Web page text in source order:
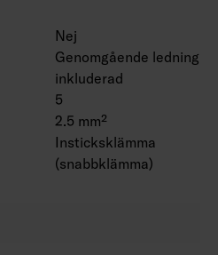
Nej
Genomgående ledning
inkluderad
5
2.5 mm²
Insticksklämma
(snabbklämma)